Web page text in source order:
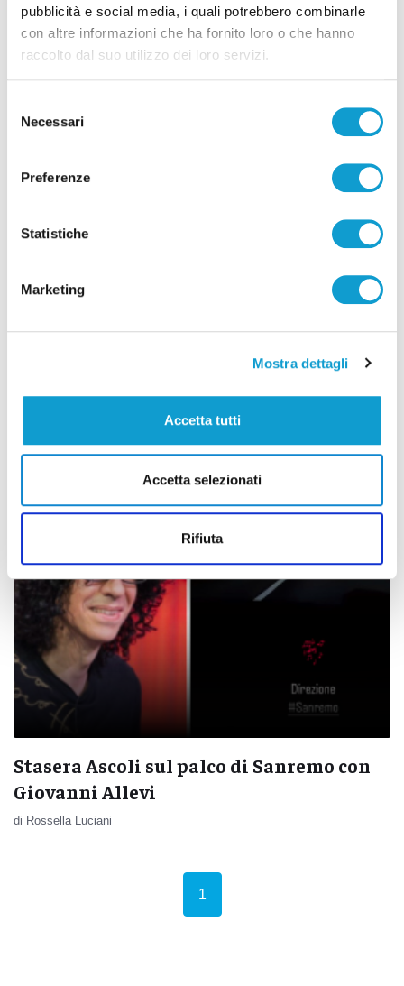
pubblicità e social media, i quali potrebbero combinarle
con altre informazioni che ha fornito loro o che hanno
raccolto dal suo utilizzo dei loro servizi.
delNecessari
Preferenze
Statistiche
Marketing
Mostra dettagli
Accetta tutti
Accetta selezionati
Rifiuta
Giovanni Allevi torna in concerto nella
sua Ascoli il 25 maggio
Giovanni Allevi da Vespa: “Colgo i doni
della vita molto più di prima”
di Rossella Luciani
Stasera Ascoli sul palco di Sanremo con
Giovanni Allevi
di Rossella Luciani
1